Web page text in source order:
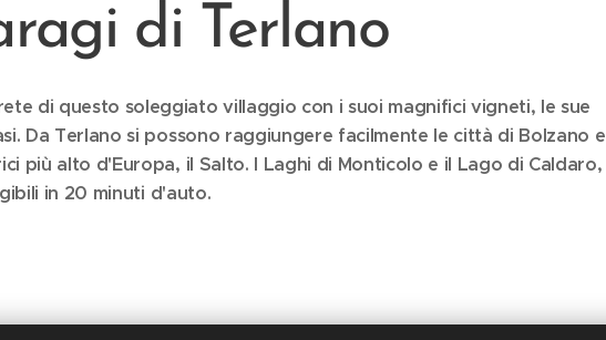
di Terlano
di questo soleggiato villaggio con i suoi magnifici vigneti, le sue
Da Terlano si possono raggiungere facilmente le città di Bolzano e
più alto d'Europa, il Salto. I Laghi di Monticolo e il Lago di Caldaro,
in 20 minuti d'auto.